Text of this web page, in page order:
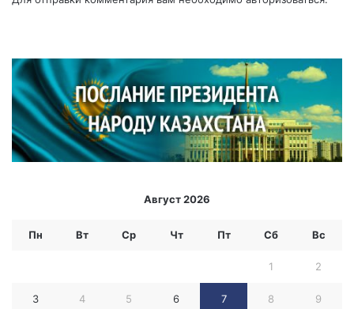
Август 2026
Пн Вт Ср Чт Пт Сб Вс
1 2
3 4 5 6 7 8 9